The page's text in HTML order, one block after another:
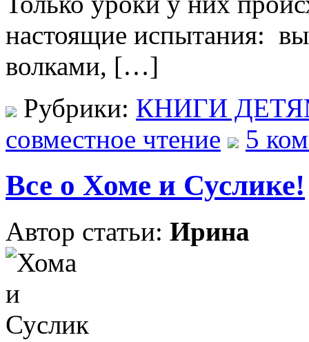
настоящие испытания:
волками, […]
Рубрики: КНИГИ
совместное чтение
5
Все о Хоме и Суслике!
Автор статьи: Ирина